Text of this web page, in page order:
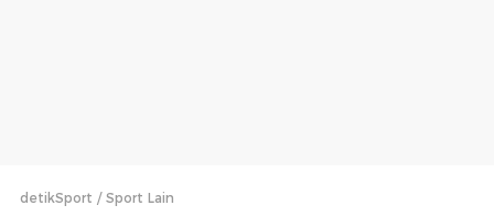
detikSport Sport Lain